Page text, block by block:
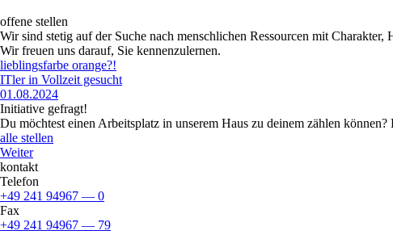
offene stellen
Wir sind stetig auf der Suche nach menschlichen Ressourcen mit Charakter,
Wir freuen uns darauf, Sie kennenzulernen.
lieblingsfarbe orange?!
ITler in Vollzeit gesucht
01.08.2024
Initiative gefragt!
Du möchtest einen Arbeitsplatz in unserem Haus zu deinem zählen
alle stellen
Weiter
kontakt
Telefon
+49 241 94967 — 0
Fax
+49 241 94967 — 79